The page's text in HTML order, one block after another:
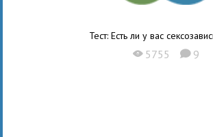
Тест: Есть ли у вас
X 5755 K 9